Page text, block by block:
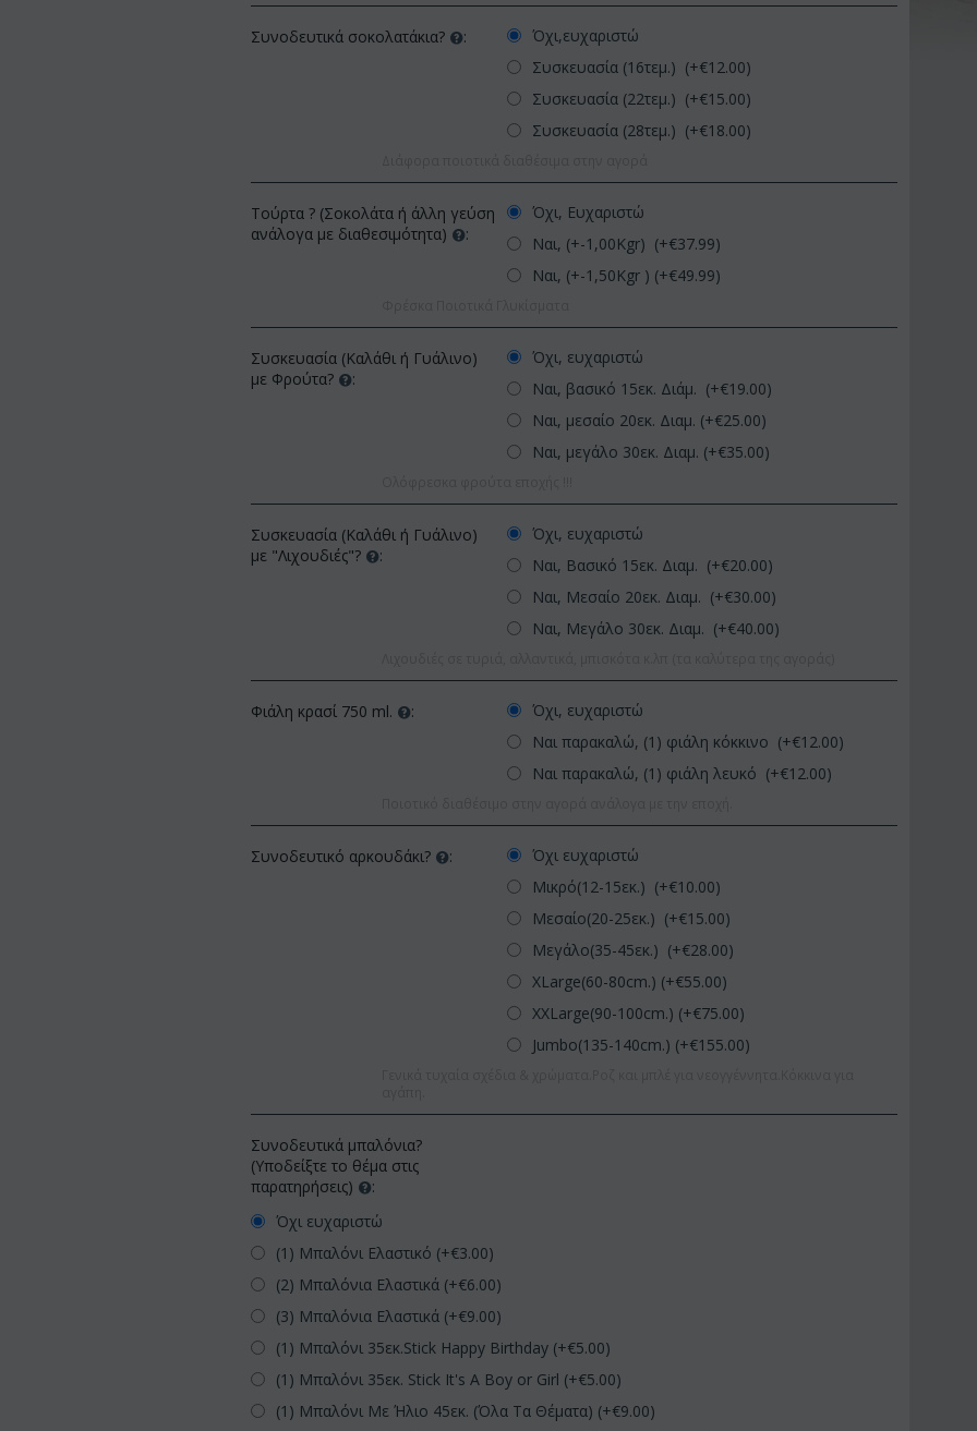
Έκπτωση 11%
ΚΩΔΙΚΟΣ: Afp1
Ορχιδέα φαλαίνοψις σε
€45.00 €39.99 €65.00 €54.99
Συνοδευτικά σοκολατάκια? :
Όχι,ευχαριστώ
Συσκευασία (16τεμ.) (+€12.00)
Συσκευασία (22τεμ.) (+€15.00)
Συσκευασία (28τεμ.) (+€18.00)
Τούρτα ? (Σοκολάτα ή άλλη γεύση
ανάλογα με διαθεσιμότητα)
:
Όχι, Ευχαριστώ
Ναι, (+-1,00Kgr) (+€37.99)
Ναι, (+-1,50Kgr ) (+€49.99)
Συσκευασία (Καλάθι ή Γυάλινο)
με Φρούτα?
:
Όχι, ευχαριστώ
Ναι, βασικό 15εκ. Διάμ. (+€19.00)
Ναι, μεσαίο 20εκ. Διαμ. (+€25.00)
Ναι, μεγάλο 30εκ. Διαμ. (+€35.00)
Συσκευασία (Καλάθι ή Γυάλινο)
με "Λιχουδιές"?
:
Όχι, ευχαριστώ
Ναι, Βασικό 15εκ. Διαμ. (+€20.00)
Ναι, Μεσαίο 20εκ. Διαμ. (+€30.00)
Ναι, Μεγάλο 30εκ. Διαμ. (+€40.00)
Φιάλη κρασί 750 ml. :
Όχι, ευχαριστώ
Ναι παρακαλώ, (1) φιάλη κόκκινο (+€12.00)
Ναι παρακαλώ, (1) φιάλη λευκό (+€12.00)
Συνοδευτικό αρκουδάκι? :
Όχι ευχαριστώ
Μικρό(12-15εκ.) (+€10.00)
Μεσαίο(20-25εκ.) (+€15.00)
Μεγάλο(35-45εκ.) (+€28.00)
XLarge(60-80cm.) (+€55.00)
XXLarge(90-100cm.) (+€75.00)
Jumbo(135-140cm.) (+€155.00)
Συνοδευτικά μπαλόνια?
(Υποδείξτε το θέμα στις
παρατηρήσεις)
:
Όχι ευχαριστώ
(1) Μπαλόνι Ελαστικό (+€3.00)
(2) Μπαλόνια Ελαστικά (+€6.00)
(3) Μπαλόνια Ελαστικά (+€9.00)
(1) Μπαλόνι 35εκ.Stick Happy Birthday (+€5.00)
(1) Μπαλόνι 35εκ. Stick It's A Boy or Girl (+€5.00)
(1) Μπαλόνι Με Ήλιο 45εκ. (Όλα Τα Θέματα) (+€9.00)